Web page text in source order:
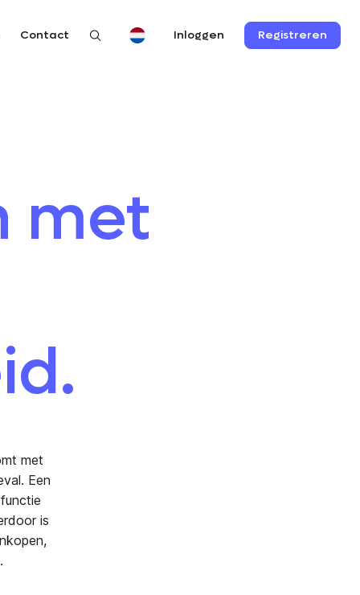
Contact Inloggen Registreren
met
met
Een
is